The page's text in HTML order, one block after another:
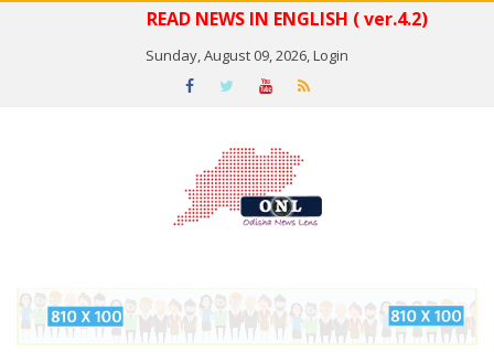
READ NEWS IN ENGLISH ( ver.4.2)
Sunday, August 09, 2026,Login